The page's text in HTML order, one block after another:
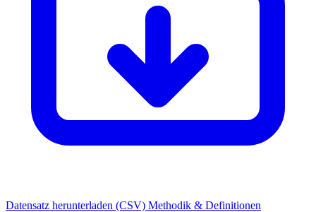
Datensatz herunterladen (CSV) Methodik & Definitionen